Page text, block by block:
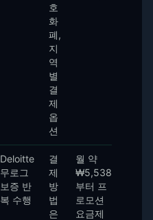
호
화
폐,
지
역
별
결
제
옵
션
Deloitte
무로그
보증 반
복 수행
결
제
방
법
은
월 약
₩5,538
부터 프
로모션
요금제